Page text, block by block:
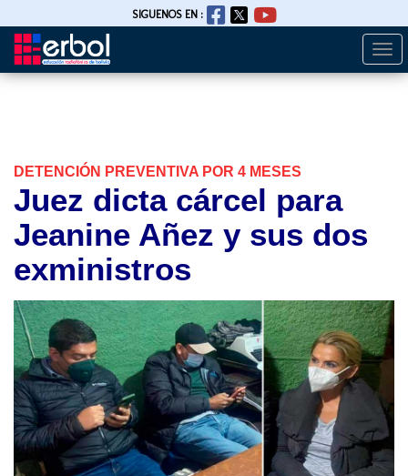
Pasar
SIGUENOS EN :
DETENCIÓN PREVENTIVA POR 4 MESES
Juez dicta cárcel para
Jeanine Añez y sus dos
exministros